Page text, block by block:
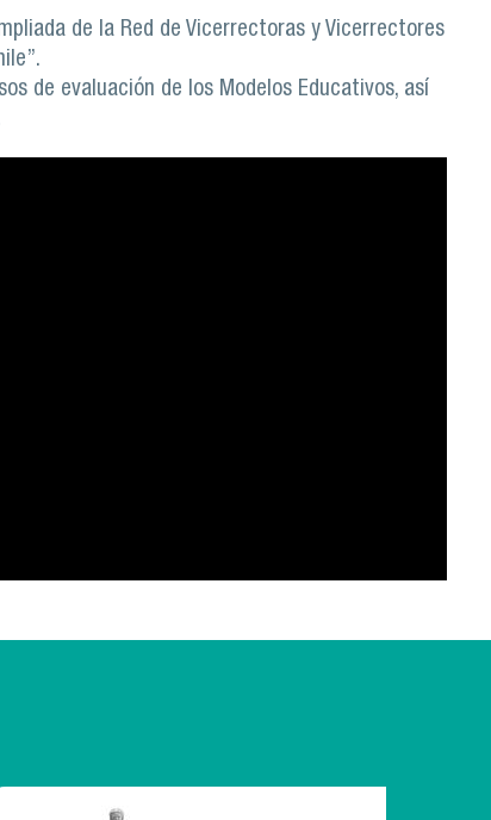
de la Red de Vicerrectoras y Vicerrectores
de evaluación de los Modelos Educativos, así